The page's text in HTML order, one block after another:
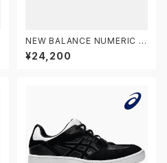
NEW BALANCE NUMERIC ニ
ューバランス ヌメリック アンドリ
ュー・レイノルズ 933 NM933
¥24,200